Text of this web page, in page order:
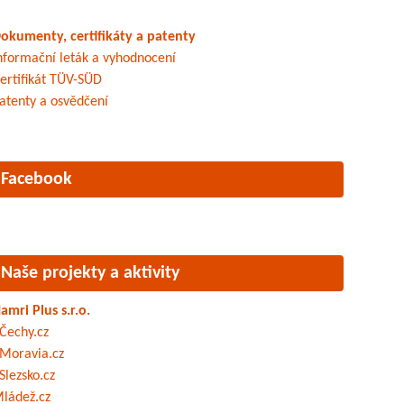
certifikáty a patenty
leták a vyhodnocení
TÜV-SÜD
a osvědčení
Facebook
Naše projekty a aktivity
Plus s.r.o.